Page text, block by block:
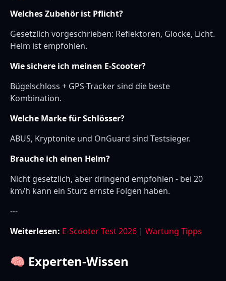
Welches Zubehör ist Pflicht?
Gesetzlich vorgeschrieben: Reflektoren, Glocke, Licht.
Helm ist empfohlen.
Wie sichere ich meinen E-Scooter?
Bügelschloss + GPS-Tracker sind die beste
Kombination.
Welche Marke für Schlösser?
ABUS, Kryptonite und OnGuard sind Testsieger.
Brauche ich einen Helm?
Nicht gesetzlich, aber dringend empfohlen - bei 20
km/h kann ein Sturz ernste Folgen haben.
---
Weiterlesen: E-Scooter Test 2026 | Wartung Tipps
🧠 Experten-Wissen